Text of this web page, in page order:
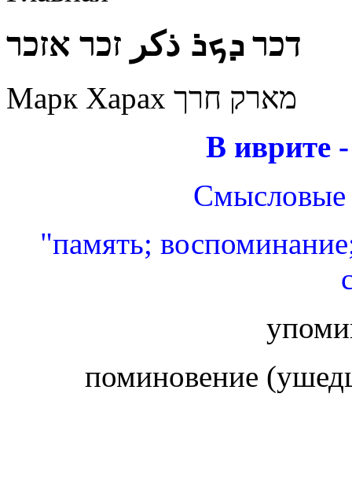
דכר ܕܟܪ ذكر זכר אזכר
Марк Харах מארק חרך
В иврите
Смысловые
"память;
поминовение